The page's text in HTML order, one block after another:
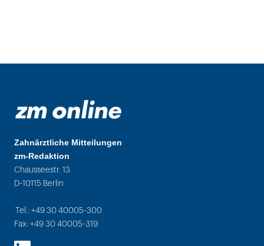
Zahnärztliche Mitteilungen
zm-Redaktion
Chausseestr. 13
D-10115 Berlin
Tel.: +49 30 40005-300
Fax: +49 30 40005-319